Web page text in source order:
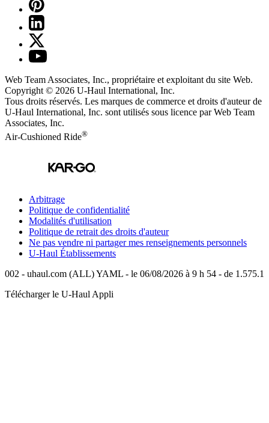
Web Team Associates, Inc., propriétaire et exploitant du site Web.
Copyright © 2026 U-Haul International, Inc.
Tous droits réservés. Les marques de commerce et droits d'auteur de
U-Haul International, Inc. sont utilisés sous licence par Web Team
Associates, Inc.
Air-Cushioned Ride®
Arbitrage
Politique de confidentialité
Modalités d'utilisation
Politique de retrait des droits d'auteur
Ne pas vendre ni partager mes renseignements personnels
U-Haul Établissements
002 - uhaul.com (ALL) YAML - le 06/08/2026 à 9 h 54 - de 1.575.1
Télécharger le U-Haul Appli